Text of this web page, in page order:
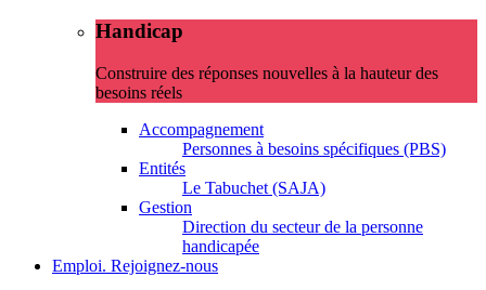
Handicap
Construire des réponses nouvelles à la hauteur des
besoins réels
Accompagnement
Personnes à besoins spécifiques (PBS)
Entités
Le Tabuchet (SAJA)
Gestion
Direction du secteur de la personne
handicapée
Emploi. Rejoignez-nous